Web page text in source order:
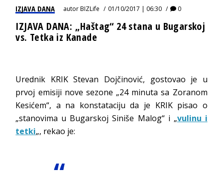
IZJAVA DANA autorBIZLife 01/10/2017 | 06:30 0
IZJAVA DANA: „Haštag“ 24 stana u Bugarskoj
vs. Tetka iz Kanade
Urednik KRIK Stevan Dojčinović, gostovao je u
prvoj emisiji nove sezone „24 minuta sa Zoranom
Kesićem“, a na konstataciju da je KRIK pisao o
„stanovima u Bugarskoj Siniše Malog“ i „vulinu i
tetki„, rekao je: